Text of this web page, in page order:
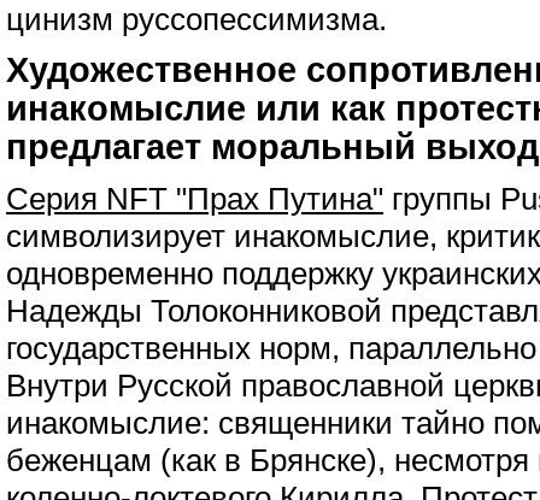
цинизм руссопессимизма.
Художественное
инакомыслие или как
предлагает моральный выход
Серия NFT "Прах Путина" группы
символизирует инакомыслие,
одновременно поддержку
Надежды Толоконниковой
государственных норм,
Внутри Русской православной
инакомыслие: священники тайно
беженцам (как в Брянске),